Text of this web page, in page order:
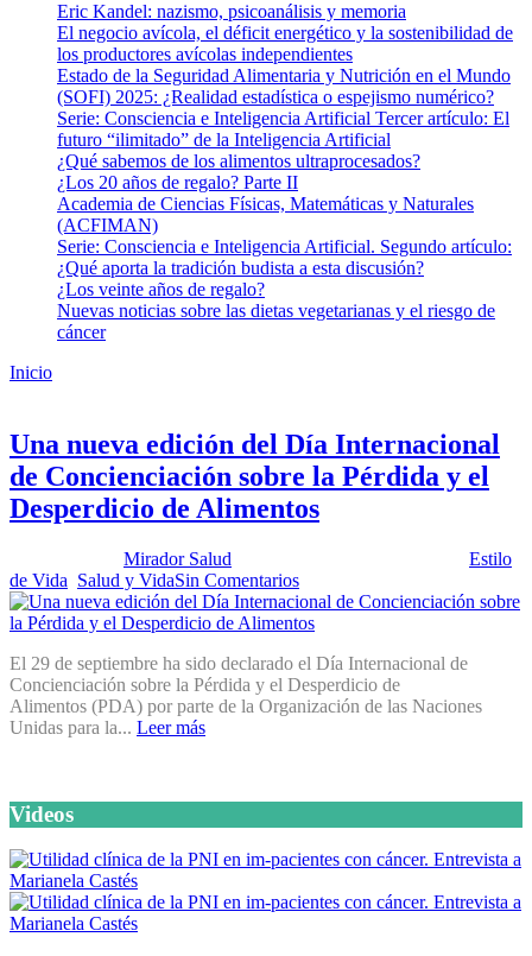
Eric Kandel: nazismo, psicoanálisis y memoria
El negocio avícola, el déficit energético y la sostenibilidad de
los productores avícolas independientes
Estado de la Seguridad Alimentaria y Nutrición en el Mundo
(SOFI) 2025: ¿Realidad estadística o espejismo numérico?
Serie: Consciencia e Inteligencia Artificial Tercer artículo: El
futuro “ilimitado” de la Inteligencia Artificial
¿Qué sabemos de los alimentos ultraprocesados?
¿Los 20 años de regalo? Parte II
Academia de Ciencias Físicas, Matemáticas y Naturales
(ACFIMAN)
Serie: Consciencia e Inteligencia Artificial. Segundo artículo:
¿Qué aporta la tradición budista a esta discusión?
¿Los veinte años de regalo?
Nuevas noticias sobre las dietas vegetarianas y el riesgo de
cáncer
Inicio
Una nueva edición del Día Internacional
de Concienciación sobre la Pérdida y el
Desperdicio de Alimentos
Mirador Salud
Estilo
de Vida Salud y VidaSin Comentarios
El 29 de septiembre ha sido declarado el Día Internacional de
Concienciación sobre la Pérdida y el Desperdicio de
Alimentos (PDA) por parte de la Organización de las Naciones
Unidas para la... Leer más
Videos